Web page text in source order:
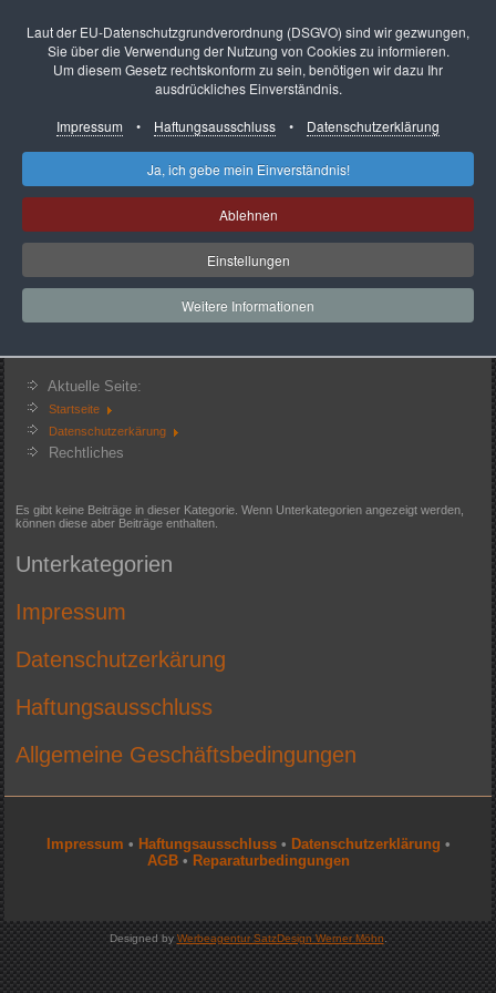
So finden Sie uns
Presse-Infos
Unser Service
Datenschutzerkärung
Heute
49
Insgesamt
121866
Aktuelle Seite:
Startseite
Datenschutzerkärung
Rechtliches
Es gibt keine Beiträge in dieser Kategorie. Wenn Unterkategorien angezeigt werden,
können diese aber Beiträge enthalten.
Unterkategorien
Impressum
Datenschutzerkärung
Haftungsausschluss
Allgemeine Geschäftsbedingungen
Impressum • Haftungsausschluss• Datenschutzerklärung •
AGB• Reparaturbedingungen
Designed byWerbeagentur SatzDesign Werner Möhn.
Laut der EU-Datenschutzgrundverordnung (DSGVO) sind wir gezwungen,
Sie über die Verwendung der Nutzung von Cookies zu informieren.
Um diesem Gesetz rechtskonform zu sein, benötigen wir dazu Ihr
ausdrückliches Einverständnis.
Impressum • Haftungsausschluss • Datenschutzerklärung
Ja, ich gebe mein Einverständnis!
Ablehnen
Einstellungen
Weitere Informationen